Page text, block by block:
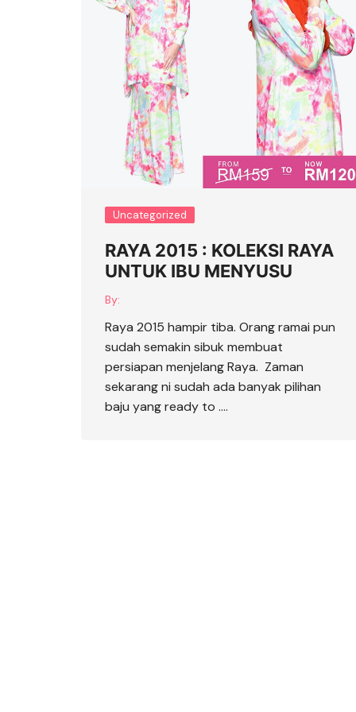
Uncategorized
RAYA 2015 : KOLEKSI RAYA
UNTUK IBU MENYUSU
By:
Raya 2015 hampir tiba. Orang ramai pun
sudah semakin sibuk membuat
persiapan menjelang Raya. Zaman
sekarang ni sudah ada banyak pilihan
baju yang ready to ….